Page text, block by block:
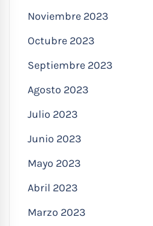
Noviembre 2023
Octubre 2023
Septiembre 2023
Agosto 2023
Julio 2023
Junio 2023
Mayo 2023
Abril 2023
Marzo 2023